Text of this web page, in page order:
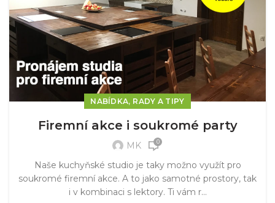
NABÍDKA, RADY A TIPY
Firemní akce i soukromé party
MK 0
Naše kuchyňské studio je taky možno využít pro
soukromé firemní akce. A to jako samotné prostory, tak
i v kombinaci s lektory. Ti vám r...